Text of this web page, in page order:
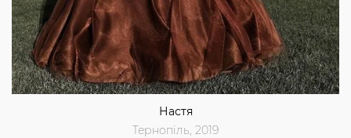
Настя
Тернопіль, 2019